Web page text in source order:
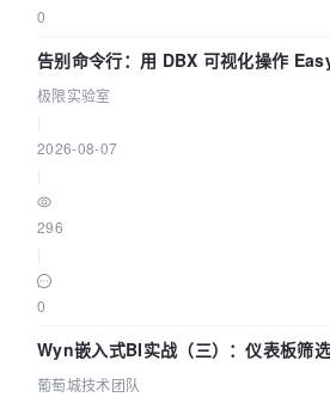
0
告别命令行：用 DBX 可视化操作
极限实验室
2026-08-07
296
0
Wyn嵌入式BI实战（三）：仪表板筛
数联动全闭环
葡萄城技术团队